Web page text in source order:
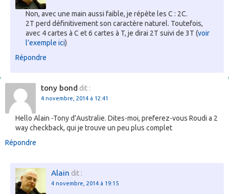
Non, avec une main aussi faible, je répète les C : 2C.
2T perd définitivement son caractère naturel. Toutefois,
avec 4 cartes à C et 6 cartes à T, je dirai 2T suivi de 3T (voir
l’exemple ici)
Répondre
tony bond dit :
4 novembre, 2014 à 12:41
Hello Alain -Tony d’Australie. Dites-moi, preferez-vous Roudi a 2
way checkback, qui je trouve un peu plus complet
Répondre
Alain dit :
4 novembre, 2014 à 19:15